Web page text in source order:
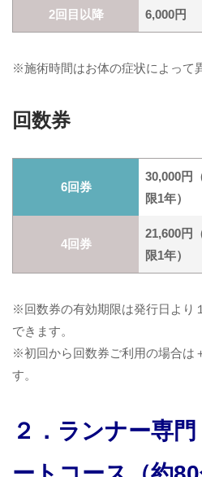
2回目以降 6,000円
※施術時間はお体の症状によって
回数券
6回券
30,000円
限1年）
4回券
21,600円
限1年）
※回数券の有効期限は発行日より
できます。
※初回から回数券ご利用の場合は
す。
２．ランナー専